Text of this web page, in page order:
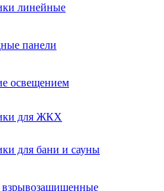
линейные
панели
освещением
для ЖКХ
для бани и сауны
взрывозащищенные